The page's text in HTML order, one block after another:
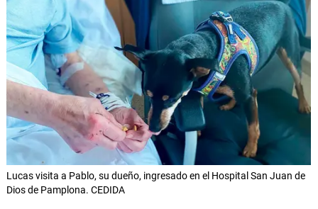
Lucas visita a Pablo, su dueño, ingresado en el Hospital San Juan de
Dios de Pamplona. CEDIDA